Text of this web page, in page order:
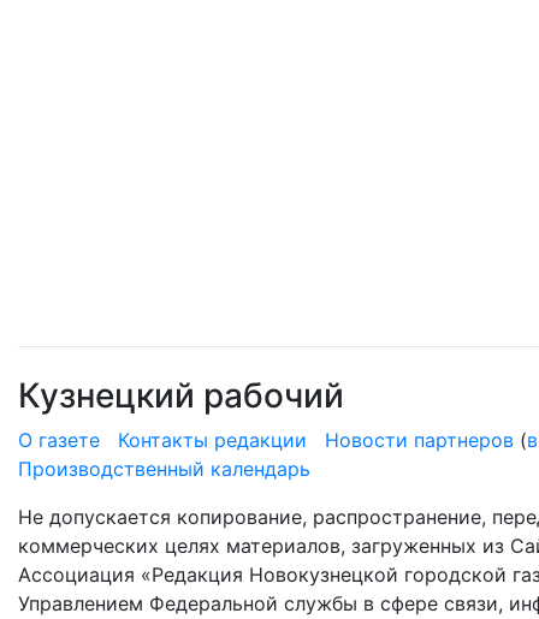
Кузнецкий рабочий
О газете Контакты редакции Новости партнеров (
Производственный календарь
Не допускается копирование, распространение,
коммерческих целях материалов, загруженных из
Ассоциация «Редакция Новокузнецкой городской
Управлением Федеральной службы в сфере связи,